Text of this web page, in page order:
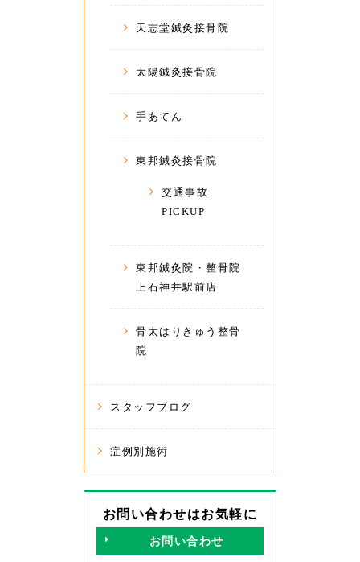
天志堂鍼灸接骨院
太陽鍼灸接骨院
手あてん
東邦鍼灸接骨院
交通事故
PICKUP
東邦鍼灸院・整骨院
上石神井駅前店
骨太はりきゅう整骨
院
スタッフブログ
症例別施術
お問い合わせはお気軽に
お問い合わせ